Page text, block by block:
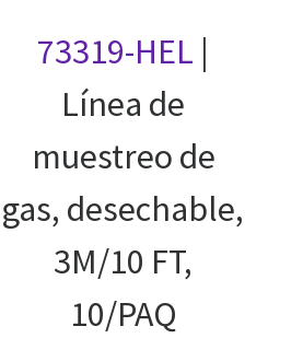
73319-HEL |
Línea de
muestreo de
gas, desechable,
3M/10 FT,
10/PAQ